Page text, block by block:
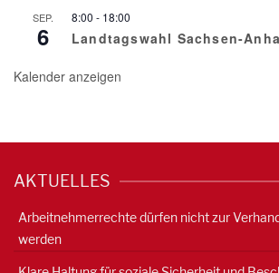
SEP.
6
8:00 - 18:00
Landtagswahl Sachsen-
Kalender anzeigen
AKTUELLES
Arbeitnehmerrechte dürfen nicht zur
werden